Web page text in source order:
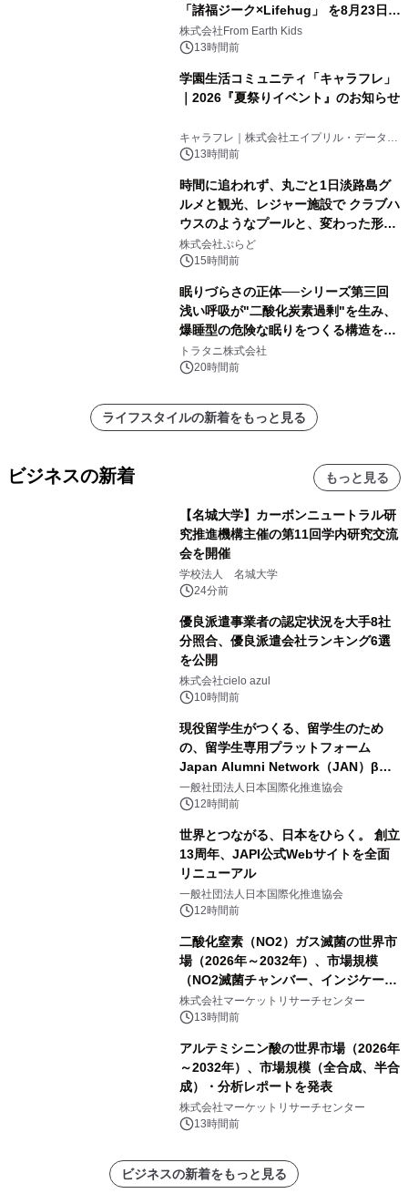
「諸福ジーク×Lifehug」 を8月23日
(日)開催
株式会社From Earth Kids
13時間前
学園生活コミュニティ「キャラフレ」
｜2026『夏祭りイベント』のお知らせ
キャラフレ｜株式会社エイプリル・データ・
デザインズ
13時間前
時間に追われず、丸ごと1日淡路島グ
ルメと観光、レジャー施設で クラブハ
ウスのようなプールと、変わった形の
サウナも 「THE BOXY AWAJI」のお
得な素泊まり連泊プランで
株式会社ぷらど
15時間前
眠りづらさの正体──シリーズ第三回
浅い呼吸が"二酸化炭素過剰"を生み、
爆睡型の危険な眠りをつくる構造を解
説
トラタニ株式会社
20時間前
ライフスタイルの新着をもっと見る
ビジネスの新着 もっと見る
【名城大学】カーボンニュートラル研
究推進機構主催の第11回学内研究交流
会を開催
学校法人 名城大学
24分前
優良派遣事業者の認定状況を大手8社
分照合、優良派遣会社ランキング6選
を公開
株式会社cielo azul
10時間前
現役留学生がつくる、留学生のため
の、留学生専用プラットフォーム
Japan Alumni Network（JAN）β版
をリリース
一般社団法人日本国際化推進協会
12時間前
世界とつながる、日本をひらく。 創立
13周年、JAPI公式Webサイトを全面
リニューアル
一般社団法人日本国際化推進協会
12時間前
二酸化窒素（NO2）ガス滅菌の世界市
場（2026年～2032年）、市場規模
（NO2滅菌チャンバー、インジケータ
ーおよびモニタリングシステム、その
他）・分析レポートを発表
株式会社マーケットリサーチセンター
13時間前
アルテミシニン酸の世界市場（2026年
～2032年）、市場規模（全合成、半合
成）・分析レポートを発表
株式会社マーケットリサーチセンター
13時間前
ビジネスの新着をもっと見る